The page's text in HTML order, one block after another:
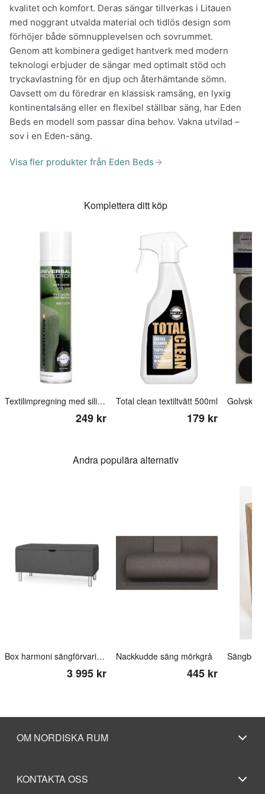
kvalitet och komfort. Deras sängar tillverkas i Litauen
med noggrant utvalda material och tidlös design som
förhöjer både sömnupplevelsen och sovrummet.
Genom att kombinera gediget hantverk med modern
teknologi erbjuder de sängar med optimalt stöd och
tryckavlastning för en djup och återhämtande sömn.
Oavsett om du föredrar en klassisk ramsäng, en lyxig
kontinentalsäng eller en flexibel ställbar säng, har Eden
Beds en modell som passar dina behov. Vakna utvilad –
sov i en Eden-säng.
Visa fler produkter från Eden Beds
Komplettera ditt köp
Textilimpregning med silikon
249 kr
Total clean textiltvätt 500ml
179 kr
Andra populära alternativ
Box harmoni sängförvaring (inari 95)
3 995 kr
Nackkudde säng mörkgrå
445 kr
Sängben
OM NORDISKA RUM
KONTAKTA OSS